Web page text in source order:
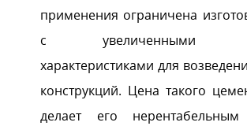
применения ограничена
с увеличенными
характеристиками для
конструкций. Цена такого
делает его